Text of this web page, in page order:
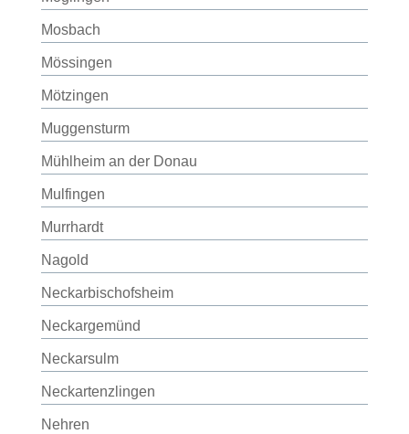
Mosbach
Mössingen
Mötzingen
Muggensturm
Mühlheim an der Donau
Mulfingen
Murrhardt
Nagold
Neckarbischofsheim
Neckargemünd
Neckarsulm
Neckartenzlingen
Nehren